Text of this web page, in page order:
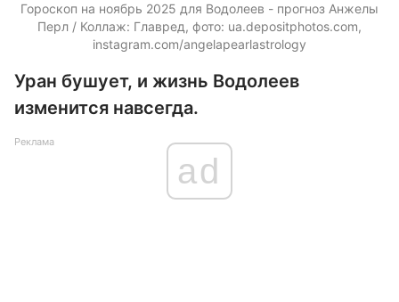
Гороскоп на ноябрь 2025 для Водолеев - прогноз Анжелы
Перл / Коллаж: Главред, фото: ua.depositphotos.com,
instagram.com/angelapearlastrology
Уран бушует, и жизнь Водолеев
изменится навсегда.
Реклама
ad